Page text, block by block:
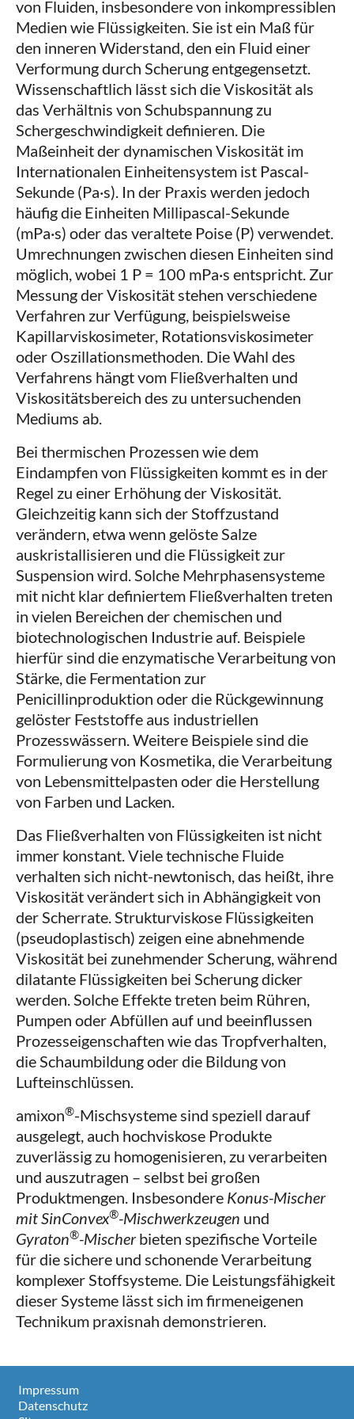
von Fluiden, insbesondere von inkompressiblen
Medien wie Flüssigkeiten. Sie ist ein Maß für
den inneren Widerstand, den ein Fluid einer
Verformung durch Scherung entgegensetzt.
Wissenschaftlich lässt sich die Viskosität als
das Verhältnis von Schubspannung zu
Schergeschwindigkeit definieren. Die
Maßeinheit der dynamischen Viskosität im
Internationalen Einheitensystem ist Pascal-
Sekunde (Pa·s). In der Praxis werden jedoch
häufig die Einheiten Millipascal-Sekunde
(mPa·s) oder das veraltete Poise (P) verwendet.
Umrechnungen zwischen diesen Einheiten sind
möglich, wobei 1 P = 100 mPa·s entspricht. Zur
Messung der Viskosität stehen verschiedene
Verfahren zur Verfügung, beispielsweise
Kapillarviskosimeter, Rotationsviskosimeter
oder Oszillationsmethoden. Die Wahl des
Verfahrens hängt vom Fließverhalten und
Viskositätsbereich des zu untersuchenden
Mediums ab.
Bei thermischen Prozessen wie dem
Eindampfen von Flüssigkeiten kommt es in der
Regel zu einer Erhöhung der Viskosität.
Gleichzeitig kann sich der Stoffzustand
verändern, etwa wenn gelöste Salze
auskristallisieren und die Flüssigkeit zur
Suspension wird. Solche Mehrphasensysteme
mit nicht klar definiertem Fließverhalten treten
in vielen Bereichen der chemischen und
biotechnologischen Industrie auf. Beispiele
hierfür sind die enzymatische Verarbeitung von
Stärke, die Fermentation zur
Penicillinproduktion oder die Rückgewinnung
gelöster Feststoffe aus industriellen
Prozesswässern. Weitere Beispiele sind die
Formulierung von Kosmetika, die Verarbeitung
von Lebensmittelpasten oder die Herstellung
von Farben und Lacken.
Das Fließverhalten von Flüssigkeiten ist nicht
immer konstant. Viele technische Fluide
verhalten sich nicht-newtonisch, das heißt, ihre
Viskosität verändert sich in Abhängigkeit von
der Scherrate. Strukturviskose Flüssigkeiten
(pseudoplastisch) zeigen eine abnehmende
Viskosität bei zunehmender Scherung, während
dilatante Flüssigkeiten bei Scherung dicker
werden. Solche Effekte treten beim Rühren,
Pumpen oder Abfüllen auf und beeinflussen
Prozesseigenschaften wie das Tropfverhalten,
die Schaumbildung oder die Bildung von
Lufteinschlüssen.
amixon®-Mischsysteme sind speziell darauf
ausgelegt, auch hochviskose Produkte
zuverlässig zu homogenisieren, zu verarbeiten
und auszutragen – selbst bei großen
Produktmengen. Insbesondere Konus-Mischer
mit SinConvex®-Mischwerkzeugen und
Gyraton®-Mischerbieten spezifische Vorteile
für die sichere und schonende Verarbeitung
komplexer Stoffsysteme. Die Leistungsfähigkeit
dieser Systeme lässt sich im firmeneigenen
Technikum praxisnah demonstrieren.
Impressum
Datenschutz